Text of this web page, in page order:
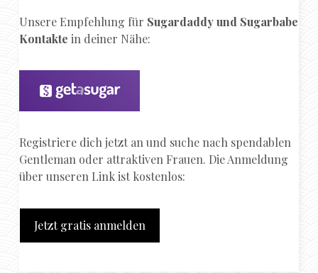
Unsere Empfehlung für Sugardaddy und Sugarbabe
Kontakte in deiner Nähe:
Registriere dich jetzt an und suche nach spendablen
Gentleman oder attraktiven Frauen. Die Anmeldung
über unseren Link ist kostenlos:
Jetzt gratis anmelden